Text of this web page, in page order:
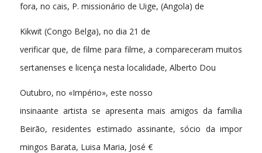
fora, no cais, P. missionário de Uige, (Angola) de
Kikwit (Congo Belga), no dia 21 de
verificar que, de filme para filme, a compareceram muitos
sertanenses e licença nesta localidade, Alberto Dou
Outubro, no «Império», este nosso
insinaante artista se apresenta mais amigos da família
Beirão, residentes estimado assinante, sócio da impor
mingos Barata, Luisa Maria, José €